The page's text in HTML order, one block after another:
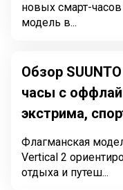
новых смарт-
модель в...
Обзор
часы с
экстрима,
Флагманская
Vertical 2
отдыха и путеш...